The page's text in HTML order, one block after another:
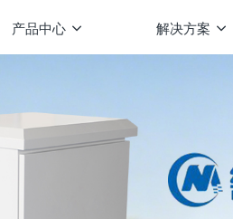
产品中心 解决方案